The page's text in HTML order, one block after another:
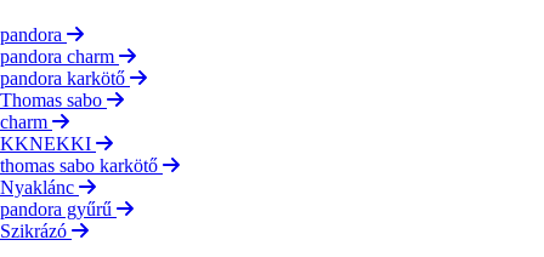
pandora
pandora charm
pandora karkötő
Thomas sabo
charm
KKNEKKI
thomas sabo karkötő
Nyaklánc
pandora gyűrű
Szikrázó